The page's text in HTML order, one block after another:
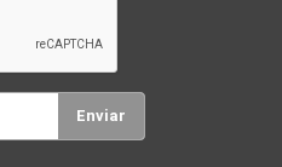
Enviar